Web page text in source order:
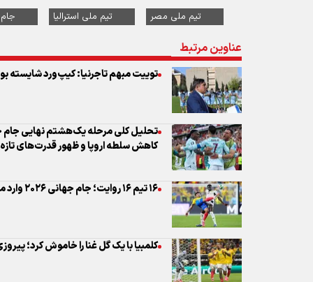
تیم ملی مصر تیم ملی استرالیا جام
عناوین مرتبط
توییت مبهم تاجرنیا: کیپ‌ورد شایسته
کاهش سلطه اروپا و ظهور قدرت‌های تازه
۱۶ تیم ۱۶ روایت؛ جام جهانی ۲۰۲۶ وارد مرحله بی‌رحم جزئیات شد
کلمبیا با یک گل غنا را خاموش کرد؛